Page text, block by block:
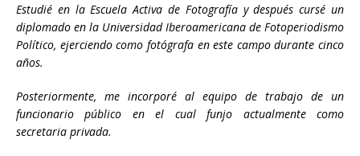
Estudié en la Escuela Activa de Fotografía y después cursé un
diplomado en la Universidad Iberoamericana de Fotoperiodismo
Político, ejerciendo como fotógrafa en este campo durante cinco
años.
Posteriormente, me incorporé al equipo de trabajo de un
funcionario público en el cual funjo actualmente como
secretaria privada.